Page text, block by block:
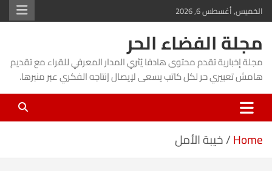
Skip
to
content
الخميس, أغسطس 6, 2026
مجلة الفضاء الحر
مجلة إخبارية تقدم محتوى هادفا يُثري المدار المعرفي للقراء مع تقديم
هامش تعبيري حر لكل كاتب يسعى لإيصال إنتاجه الفكري عبر منبرها.
Home خيبة الأمل